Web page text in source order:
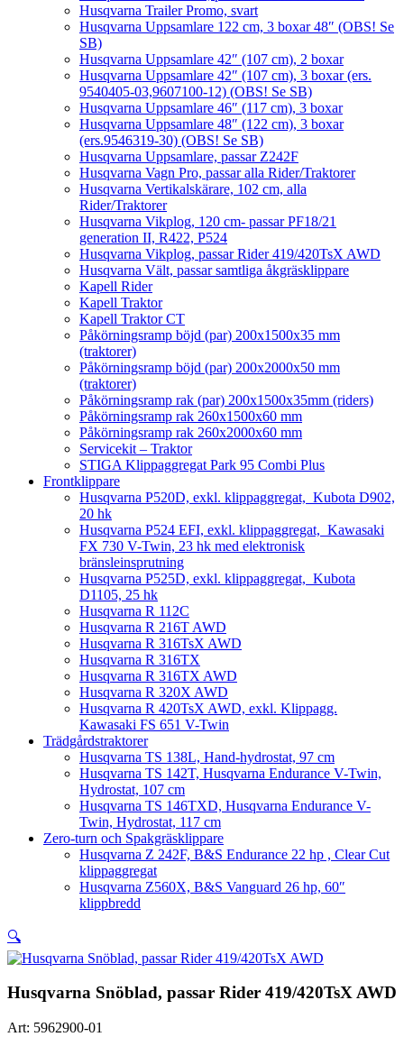
Husqvarna Trailer Promo, svart
Husqvarna Uppsamlare 122 cm, 3 boxar 48″ (OBS! Se
SB)
Husqvarna Uppsamlare 42″ (107 cm), 2 boxar
Husqvarna Uppsamlare 42″ (107 cm), 3 boxar (ers.
9540405-03,9607100-12) (OBS! Se SB)
Husqvarna Uppsamlare 46″ (117 cm), 3 boxar
Husqvarna Uppsamlare 48″ (122 cm), 3 boxar
(ers.9546319-30) (OBS! Se SB)
Husqvarna Uppsamlare, passar Z242F
Husqvarna Vagn Pro, passar alla Rider/Traktorer
Husqvarna Vertikalskärare, 102 cm, alla
Rider/Traktorer
Husqvarna Vikplog, 120 cm- passar PF18/21
generation II, R422, P524
Husqvarna Vikplog, passar Rider 419/420TsX AWD
Husqvarna Vält, passar samtliga åkgräsklippare
Kapell Rider
Kapell Traktor
Kapell Traktor CT
Påkörningsramp böjd (par) 200x1500x35 mm
(traktorer)
Påkörningsramp böjd (par) 200x2000x50 mm
(traktorer)
Påkörningsramp rak (par) 200x1500x35mm (riders)
Påkörningsramp rak 260x1500x60 mm
Påkörningsramp rak 260x2000x60 mm
Servicekit – Traktor
STIGA Klippaggregat Park 95 Combi Plus
Frontklippare
Husqvarna P520D, exkl. klippaggregat, Kubota D902,
20 hk
Husqvarna P524 EFI, exkl. klippaggregat, Kawasaki
FX 730 V-Twin, 23 hk med elektronisk
bränsleinsprutning
Husqvarna P525D, exkl. klippaggregat, Kubota
D1105, 25 hk
Husqvarna R 112C
Husqvarna R 216T AWD
Husqvarna R 316TsX AWD
Husqvarna R 316TX
Husqvarna R 316TX AWD
Husqvarna R 320X AWD
Husqvarna R 420TsX AWD, exkl. Klippagg.
Kawasaki FS 651 V-Twin
Trädgårdstraktorer
Husqvarna TS 138L, Hand-hydrostat, 97 cm
Husqvarna TS 142T, Husqvarna Endurance V-Twin,
Hydrostat, 107 cm
Husqvarna TS 146TXD, Husqvarna Endurance V-
Twin, Hydrostat, 117 cm
Zero-turn och Spakgräsklippare
Husqvarna Z 242F, B&S Endurance 22 hp , Clear Cut
klippaggregat
Husqvarna Z560X, B&S Vanguard 26 hp, 60″
klippbredd
🔍
Husqvarna Snöblad, passar Rider 419/420TsX AWD
Art: 5962900-01